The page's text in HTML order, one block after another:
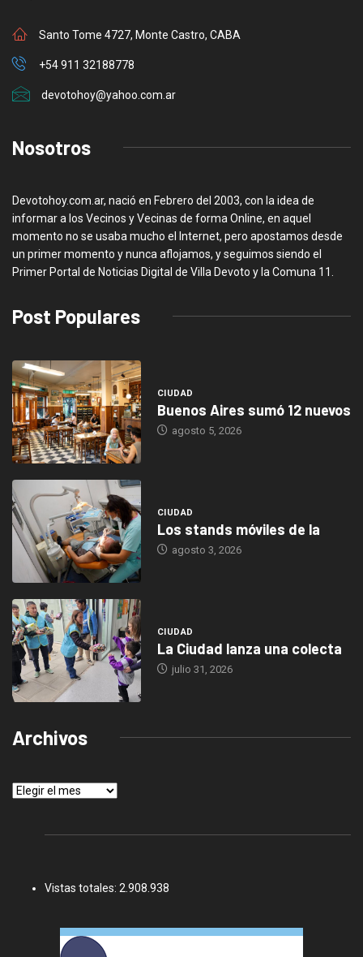
Santo Tome 4727, Monte Castro, CABA
+54 911 32188778
devotohoy@yahoo.com.ar
Nosotros
Devotohoy.com.ar, nació en Febrero del 2003, con la idea de
informar a los Vecinos y Vecinas de forma Online, en aquel
momento no se usaba mucho el Internet, pero apostamos desde
un primer momento y nunca aflojamos, y seguimos siendo el
Primer Portal de Noticias Digital de Villa Devoto y la Comuna 11.
Post Populares
CIUDAD
Buenos Aires sumó 12 nuevos
agosto 5, 2026
CIUDAD
Los stands móviles de la
agosto 3, 2026
CIUDAD
La Ciudad lanza una colecta
julio 31, 2026
Archivos
Archivos
Vistas totales: 2.908.938